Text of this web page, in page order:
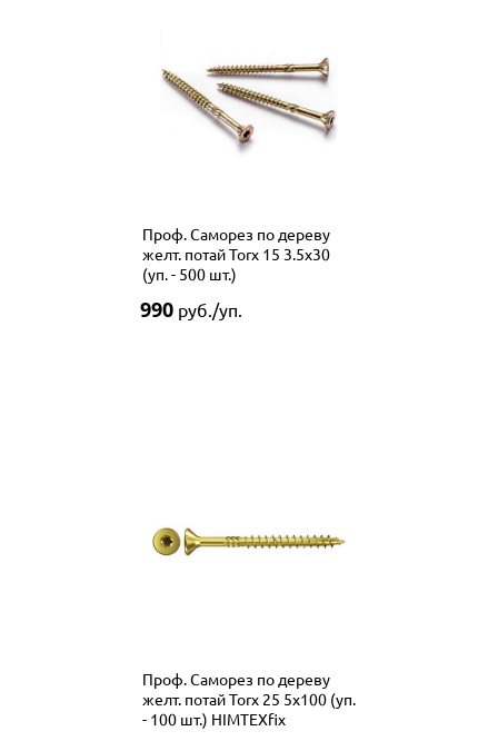
Проф. Саморез по дереву
желт. потай Torx 15 3.5x30
(уп. - 500 шт.)
990 руб./уп.
Проф. Саморез по дереву
желт. потай Torx 25 5x100 (уп.
- 100 шт.) HIMTEXfix